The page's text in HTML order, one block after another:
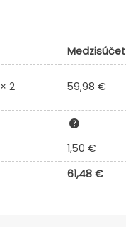
Medzisúčet
× 2 59,98 €
1,50 €
61,48 €